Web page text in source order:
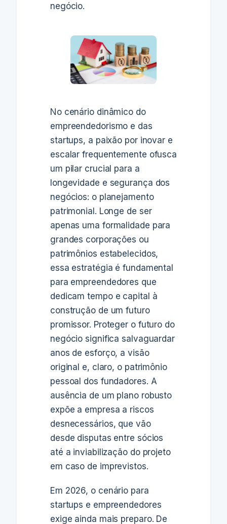
negócio.
No cenário dinâmico do
empreendedorismo e das
startups, a paixão por inovar e
escalar frequentemente ofusca
um pilar crucial para a
longevidade e segurança dos
negócios: o planejamento
patrimonial. Longe de ser
apenas uma formalidade para
grandes corporações ou
patrimônios estabelecidos,
essa estratégia é fundamental
para empreendedores que
dedicam tempo e capital à
construção de um futuro
promissor. Proteger o futuro do
negócio significa salvaguardar
anos de esforço, a visão
original e, claro, o patrimônio
pessoal dos fundadores. A
ausência de um plano robusto
expõe a empresa a riscos
desnecessários, que vão
desde disputas entre sócios
até a inviabilização do projeto
em caso de imprevistos.
Em 2026, o cenário para
startups e empreendedores
exige ainda mais preparo. De